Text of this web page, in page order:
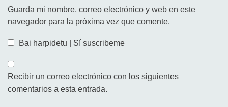
Guarda mi nombre, correo electrónico y web en este
navegador para la próxima vez que comente.
Bai harpidetu | Sí suscribeme
Recibir un correo electrónico con los siguientes
comentarios a esta entrada.